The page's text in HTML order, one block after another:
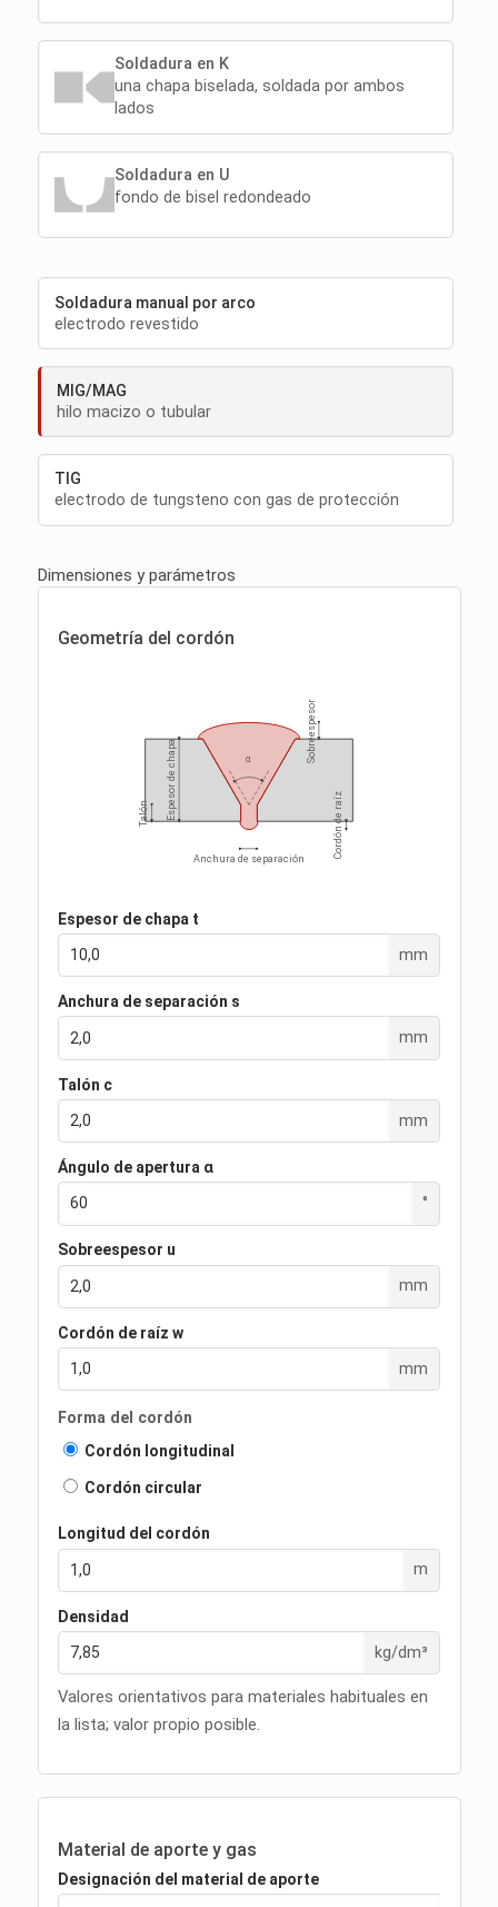
Soldadura en K
una chapa biselada, soldada por ambos
lados
Soldadura en U
fondo de bisel redondeado
Soldadura manual por arco
electrodo revestido
MIG/MAG
hilo macizo o tubular
TIG
electrodo de tungsteno con gas de protección
Dimensiones y parámetros
Geometría del cordón
Espesor de chapa
Anchura de separación
Talón
Sobreespesor
Cordón de raíz
α
Espesor de chapa t
mm
Anchura de separación s
mm
Talón c
mm
Ángulo de apertura α
°
Sobreespesor u
mm
Cordón de raíz w
mm
Forma del cordón
Cordón longitudinal
Cordón circular
Longitud del cordón
m
Densidad
kg/dm³
Valores orientativos para materiales habituales en
la lista; valor propio posible.
Material de aporte y gas
Designación del material de aporte